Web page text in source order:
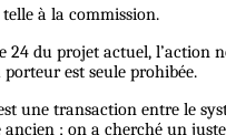
à la commission.
24 du projet actuel, l’action
est seule prohibée.
une transaction entre le
ancien ; on a cherché un